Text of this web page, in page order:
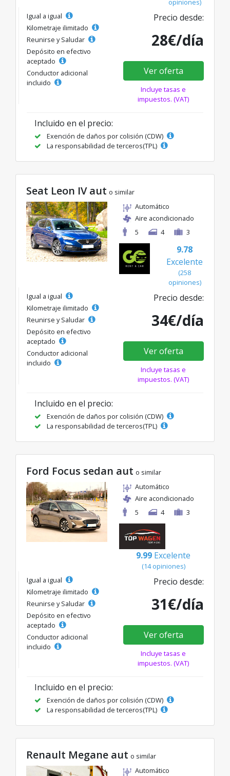
opiniones)
Igual a igual
Kilometraje ilimitado
Reunirse y Saludar
Depósito en efectivo
aceptado
Conductor adicional
incluido
Precio desde:
28€/día
Ver oferta
Incluye tasas e
impuestos. (VAT)
Incluido en el precio:
Exención de daños por colisión (CDW)
La responsabilidad de terceros(TPL)
Seat Leon IV aut o similar
Automático
Aire acondicionado
5
4 3
9.78
Excelente
(258
opiniones)
Igual a igual
Kilometraje ilimitado
Reunirse y Saludar
Depósito en efectivo
aceptado
Conductor adicional
incluido
Precio desde:
34€/día
Ver oferta
Incluye tasas e
impuestos. (VAT)
Incluido en el precio:
Exención de daños por colisión (CDW)
La responsabilidad de terceros(TPL)
Ford Focus sedan aut o similar
Automático
Aire acondicionado
5
4 3
9.99 Excelente
(14 opiniones)
Igual a igual
Kilometraje ilimitado
Reunirse y Saludar
Depósito en efectivo
aceptado
Conductor adicional
incluido
Precio desde:
31€/día
Ver oferta
Incluye tasas e
impuestos. (VAT)
Incluido en el precio:
Exención de daños por colisión (CDW)
La responsabilidad de terceros(TPL)
Renault Megane aut o similar
Automático